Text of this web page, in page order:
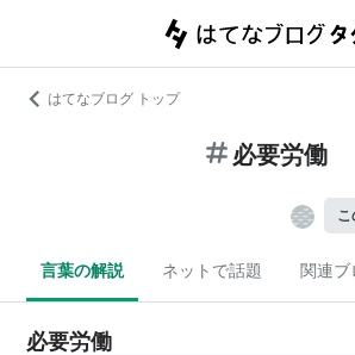
はてなブログ トップ
必要労働
こ
言葉の解説 ネットで話題 関連ブ
必要労働